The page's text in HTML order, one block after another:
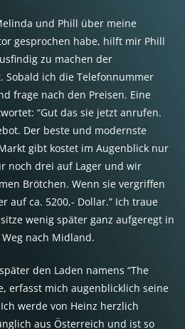
und Phill über meine
gesprochen habe, hilft mir Phill
zu machen der
Sobald ich die Telefonnummer
frage nach den Preisen. Eine
“Gut das sie jetzt anrufen.
Der beste und modernste
gibt kostet im Augenblick nur
noch drei auf Lager und wir
Brötchen. Wenn sie vergriffen
auf ca. 5200,- Dollar.” Ich traue
wenig später ganz aufgeregt in
nach Midland.
den Laden namens “The
erfasst mich augenblicklich seine
werde von Heinz herzlich
aus Österreich und ist so